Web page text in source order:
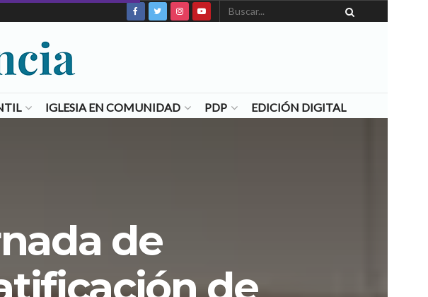
IGLESIA EN COMUNIDAD PDP EDICIÓN DIGITAL
de